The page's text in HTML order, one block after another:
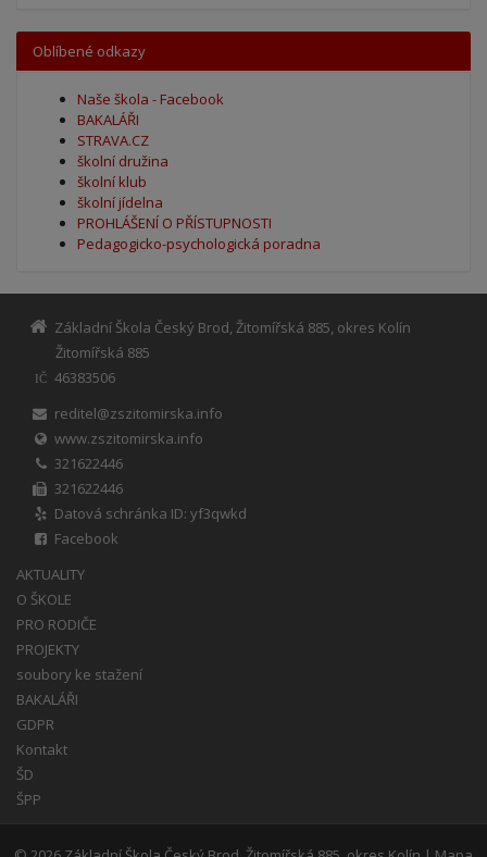
Oblíbené odkazy
Naše škola - Facebook
BAKALÁŘI
STRAVA.CZ
školní družina
školní klub
školní jídelna
PROHLÁŠENÍ O PŘÍSTUPNOSTI
Pedagogicko-psychologická poradna
Základní Škola Český Brod, Žitomířská 885, okres Kolín
Žitomířská 885
IČ
46383506
reditel@zszitomirska.info
www.zszitomirska.info
321622446
321622446
Datová schránka ID: yf3qwkd
Facebook
AKTUALITY
O ŠKOLE
PRO RODIČE
PROJEKTY
soubory ke stažení
BAKALÁŘI
GDPR
Kontakt
ŠD
ŠPP